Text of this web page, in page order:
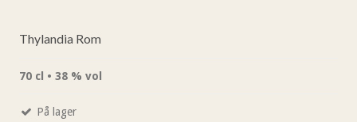
Thylandia Rom
70 cl • 38 % vol
På lager